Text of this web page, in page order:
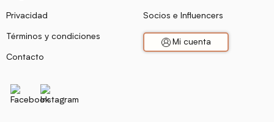
Privacidad
Términos y condiciones
Contacto
Socios e Influencers
Mi cuenta